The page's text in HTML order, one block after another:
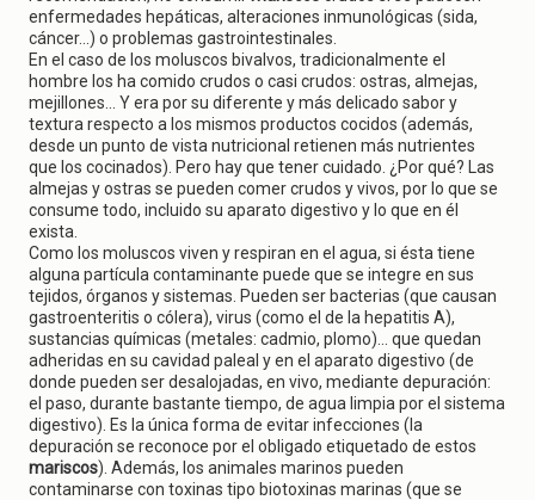
enfermedades hepáticas, alteraciones inmunológicas (sida,
cáncer...) o problemas gastrointestinales.
En el caso de los moluscos bivalvos, tradicionalmente el
hombre los ha comido crudos o casi crudos: ostras, almejas,
mejillones... Y era por su diferente y más delicado sabor y
textura respecto a los mismos productos cocidos (además,
desde un punto de vista nutricional retienen más nutrientes
que los cocinados). Pero hay que tener cuidado. ¿Por qué? Las
almejas y ostras se pueden comer crudos y vivos, por lo que se
consume todo, incluido su aparato digestivo y lo que en él
exista.
Como los moluscos viven y respiran en el agua, si ésta tiene
alguna partícula contaminante puede que se integre en sus
tejidos, órganos y sistemas. Pueden ser bacterias (que causan
gastroenteritis o cólera), virus (como el de la hepatitis A),
sustancias químicas (metales: cadmio, plomo)... que quedan
adheridas en su cavidad paleal y en el aparato digestivo (de
donde pueden ser desalojadas, en vivo, mediante depuración:
el paso, durante bastante tiempo, de agua limpia por el sistema
digestivo). Es la única forma de evitar infecciones (la
depuración se reconoce por el obligado etiquetado de estos
mariscos). Además, los animales marinos pueden
contaminarse con toxinas tipo biotoxinas marinas (que se